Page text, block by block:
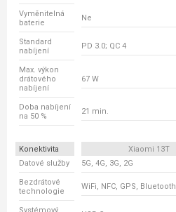
Vyměnitelná
baterie
Ne
Standard
nabíjení
PD 3.0; QC 4
Max. výkon
drátového
nabíjení
67 W
Doba nabíjení
na 50 %
21 min.
Konektivita Xiaomi 13T
Datové služby
5G, 4G, 3G, 2G
Bezdrátové
technologie
WiFi, NFC, GPS, Bluetooth